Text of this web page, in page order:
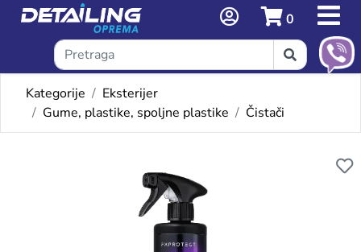
0
Kategorije
Eksterijer
Gume, plastike, spoljne plastike
Čistači